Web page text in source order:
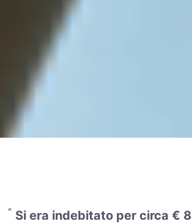
Si era indebitato per circa €